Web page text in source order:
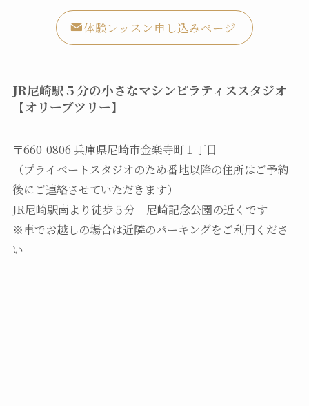
体験レッスン申し込みページ
JR尼崎駅５分の小さなマシンピラティススタジオ
【オリーブツリー】
〒660-0806 兵庫県尼崎市金楽寺町１丁目
（プライベートスタジオのため番地以降の住所はご予約
後にご連絡させていただきます）
JR尼崎駅南より徒歩５分 尼崎記念公園の近くです
※車でお越しの場合は近隣のパーキングをご利用くださ
い